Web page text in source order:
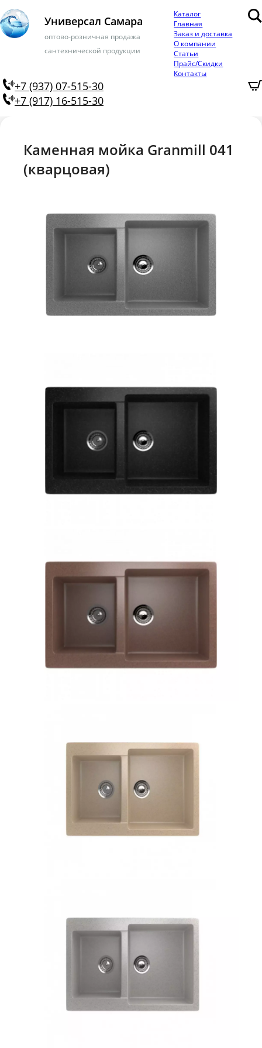
Универсал Самара
оптово-розничная продажа
сантехнической продукции
Каталог
Главная
Заказ и доставка
О компании
Статьи
Прайс/Скидки
Контакты
+7 (937) 07-515-30
+7 (917) 16-515-30
Каменная мойка Granmill 041
(кварцовая)